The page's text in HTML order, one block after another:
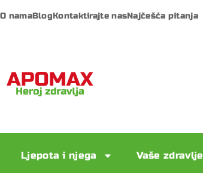
O namaBlogKontaktirajte nasNajčešća pitanja
Ljepota i njega Vaše zdravlje